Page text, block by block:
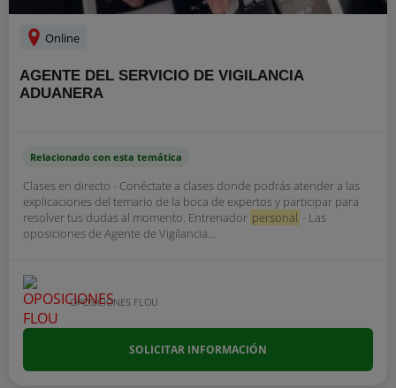
Online
AGENTE DEL SERVICIO DE VIGILANCIA
ADUANERA
Relacionado con esta temática
Clases en directo - Conéctate a clases donde podrás atender a las
explicaciones del temario de la boca de expertos y participar para
resolver tus dudas al momento. Entrenador personal - Las
oposiciones de Agente de Vigilancia...
OPOSICIONES FLOU
SOLICITAR INFORMACIÓN